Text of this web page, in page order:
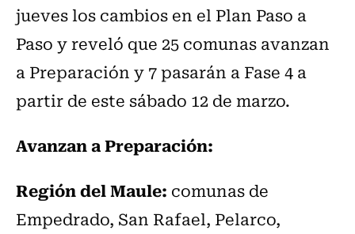
jueves los cambios en el Plan Paso a
Paso y reveló que 25 comunas avanzan
a Preparación y 7 pasarán a Fase 4 a
partir de este sábado 12 de marzo.
Avanzan a Preparación:
Región del Maule: comunas de
Empedrado, San Rafael, Pelarco,